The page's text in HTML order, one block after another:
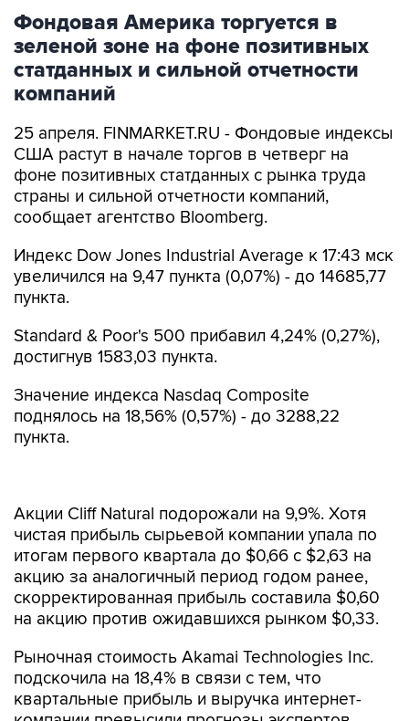
Фондовая Америка торгуется в
зеленой зоне на фоне позитивных
статданных и сильной отчетности
компаний
25 апреля. FINMARKET.RU - Фондовые индексы
США растут в начале торгов в четверг на
фоне позитивных статданных с рынка труда
страны и сильной отчетности компаний,
сообщает агентство Bloomberg.
Индекс Dow Jones Industrial Average к 17:43 мск
увеличился на 9,47 пункта (0,07%) - до 14685,77
пункта.
Standard & Poor's 500 прибавил 4,24% (0,27%),
достигнув 1583,03 пункта.
Значение индекса Nasdaq Composite
поднялось на 18,56% (0,57%) - до 3288,22
пункта.
Акции Cliff Natural подорожали на 9,9%. Хотя
чистая прибыль сырьевой компании упала по
итогам первого квартала до $0,66 с $2,63 на
акцию за аналогичный период годом ранее,
скорректированная прибыль составила $0,60
на акцию против ожидавшихся рынком $0,33.
Рыночная стоимость Akamai Technologies Inc.
подскочила на 18,4% в связи с тем, что
квартальные прибыль и выручка интернет-